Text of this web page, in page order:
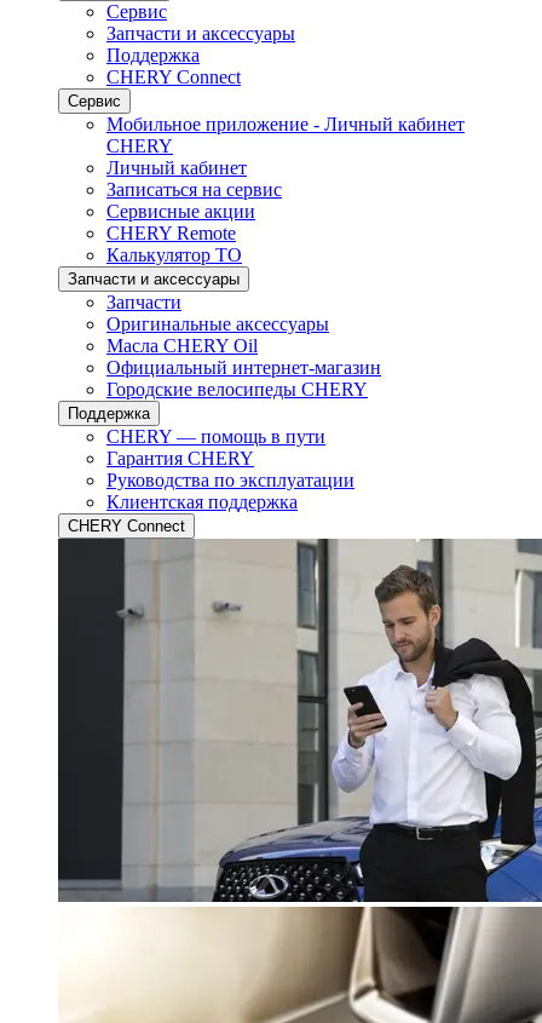
Сервис
Запчасти и аксессуары
Поддержка
CHERY Connect
Сервис
Мобильное приложение - Личный кабинет
CHERY
Личный кабинет
Записаться на сервис
Сервисные акции
CHERY Remote
Калькулятор ТО
Запчасти и аксессуары
Запчасти
Оригинальные аксессуары
Масла CHERY Oil
Официальный интернет-магазин
Городские велосипеды CHERY
Поддержка
CHERY — помощь в пути
Гарантия CHERY
Руководства по эксплуатации
Клиентская поддержка
CHERY Connect